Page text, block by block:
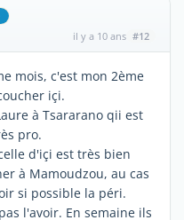
il y a 10 ans #12
mois, c'est mon 2ème
içi.
à Tsararano qii est
pro.
d'içi est très bien
à Mamoudzou, au cas
si possible la péri.
l'avoir. En semaine ils